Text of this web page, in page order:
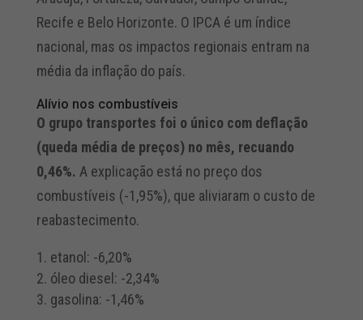
Recife e Belo Horizonte. O IPCA é um índice
nacional, mas os impactos regionais entram na
média da inflação do país.
Alívio nos combustíveis
O grupo transportes foi o único com deflação
(queda média de preços) no mês, recuando
0,46%. A explicação está no preço dos
combustíveis (-1,95%), que aliviaram o custo de
reabastecimento.
etanol: -6,20%
óleo diesel: -2,34%
gasolina: -1,46%